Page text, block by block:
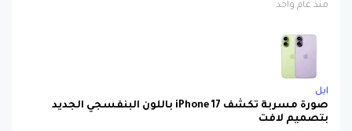
منذ عام واحد
ابل
صورة مسربة تكشف iPhone 17 باللون البنفسجي الجديد
بتصميم لافت